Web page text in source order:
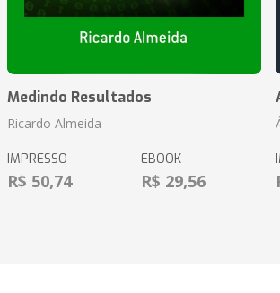
Medindo Resultados
Ricardo Almeida
IMPRESSO
R$ 50,74
EBOOK
R$ 29,56